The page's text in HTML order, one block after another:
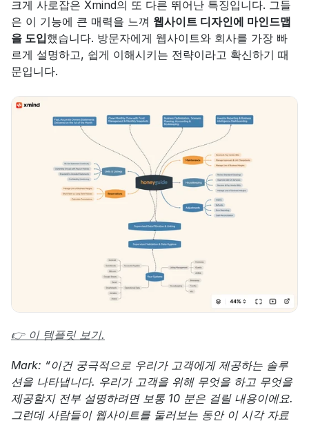
크게 사로잡은 Xmind의 또 다른 뛰어난 특징입니다. 그들
은 이 기능에 큰 매력을 느껴 웹사이트 디자인에 마인드맵
을 도입했습니다. 방문자에게 웹사이트와 회사를 가장 빠
르게 설명하고, 쉽게 이해시키는 전략이라고 확신하기 때
문입니다.
👉 이 템플릿 보기.
Mark: “이건 궁극적으로 우리가 고객에게 제공하는 솔루
션을 나타냅니다. 우리가 고객을 위해 무엇을 하고 무엇을
제공할지 전부 설명하려면 보통 10 분은 걸릴 내용이에요.
그런데 사람들이 웹사이트를 둘러보는 동안 이 시각 자료